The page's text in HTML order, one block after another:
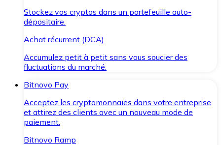
Stockez vos cryptos dans un portefeuille auto-
dépositaire.
Achat récurrent (DCA)
Accumulez petit à petit sans vous soucier des
fluctuations du marché.
Bitnovo Pay
Acceptez les cryptomonnaies dans votre entreprise
et attirez des clients avec un nouveau mode de
paiement.
Bitnovo Ramp